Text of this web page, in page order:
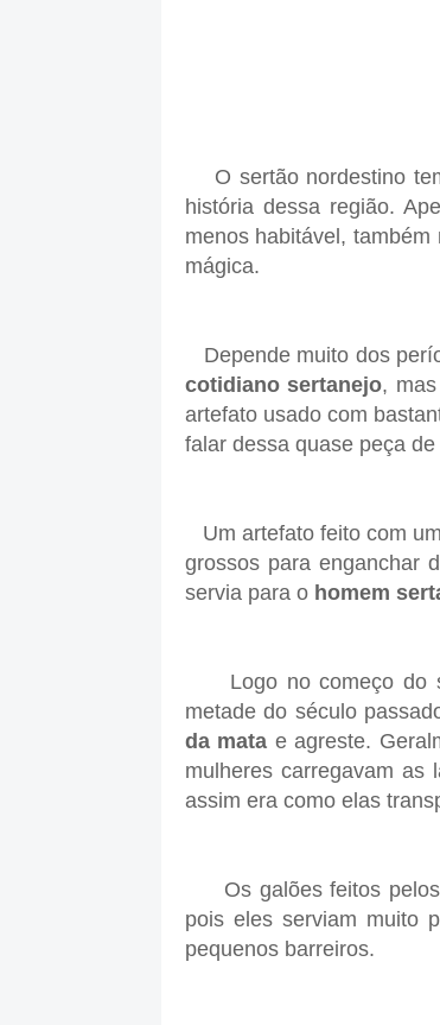
O sertão nordestino
história dessa região.
menos habitável,
mágica.
Depende muito dos
cotidiano sertanejo,
artefato usado com
falar dessa quase peça de
Um artefato feito com
grossos para enganchar
servia para o homem
Logo no começo do
metade do século
da mata e agreste.
mulheres carregavam as
assim era como elas
Os galões feitos pelos
pois eles serviam muito
pequenos barreiros.